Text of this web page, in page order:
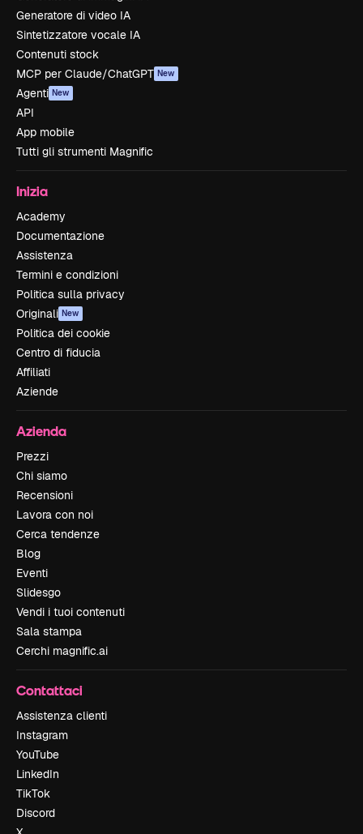
Generatore di video IA
Sintetizzatore vocale IA
Contenuti stock
MCP per Claude/ChatGPT New
Agenti New
API
App mobile
Tutti gli strumenti Magnific
Inizia
Academy
Documentazione
Assistenza
Termini e condizioni
Politica sulla privacy
Originali New
Politica dei cookie
Centro di fiducia
Affiliati
Aziende
Azienda
Prezzi
Chi siamo
Recensioni
Lavora con noi
Cerca tendenze
Blog
Eventi
Slidesgo
Vendi i tuoi contenuti
Sala stampa
Cerchi magnific.ai
Contattaci
Assistenza clienti
Instagram
YouTube
LinkedIn
TikTok
Discord